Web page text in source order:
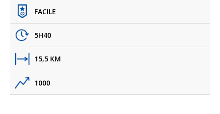
Neige
Chézeryforens
Sentier
–
Léman)
FACILE
5H40
15,5 KM
1000